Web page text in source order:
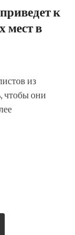
к
мест в
из
чтобы они